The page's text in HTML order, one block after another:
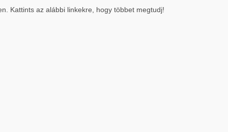
Kattints az alábbi linkekre, hogy többet megtudj!